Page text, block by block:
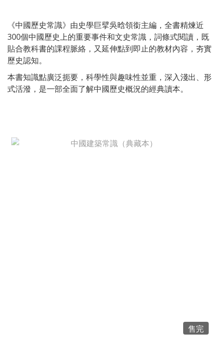
《中國歷史常識》由史學巨擘吳晗領銜主編，全書精煉近
300個中國歷史上的重要事件和文史常識，詞條式閱讀，既
貼合教科書的課程脈絡，又延伸點到即止的教材內容，夯實
歷史認知。
本書知識點廣泛扼要，科學性與趣味性並重，深入淺出、形
式活潑，是一部全面了解中國歷史概況的經典讀本。
售完